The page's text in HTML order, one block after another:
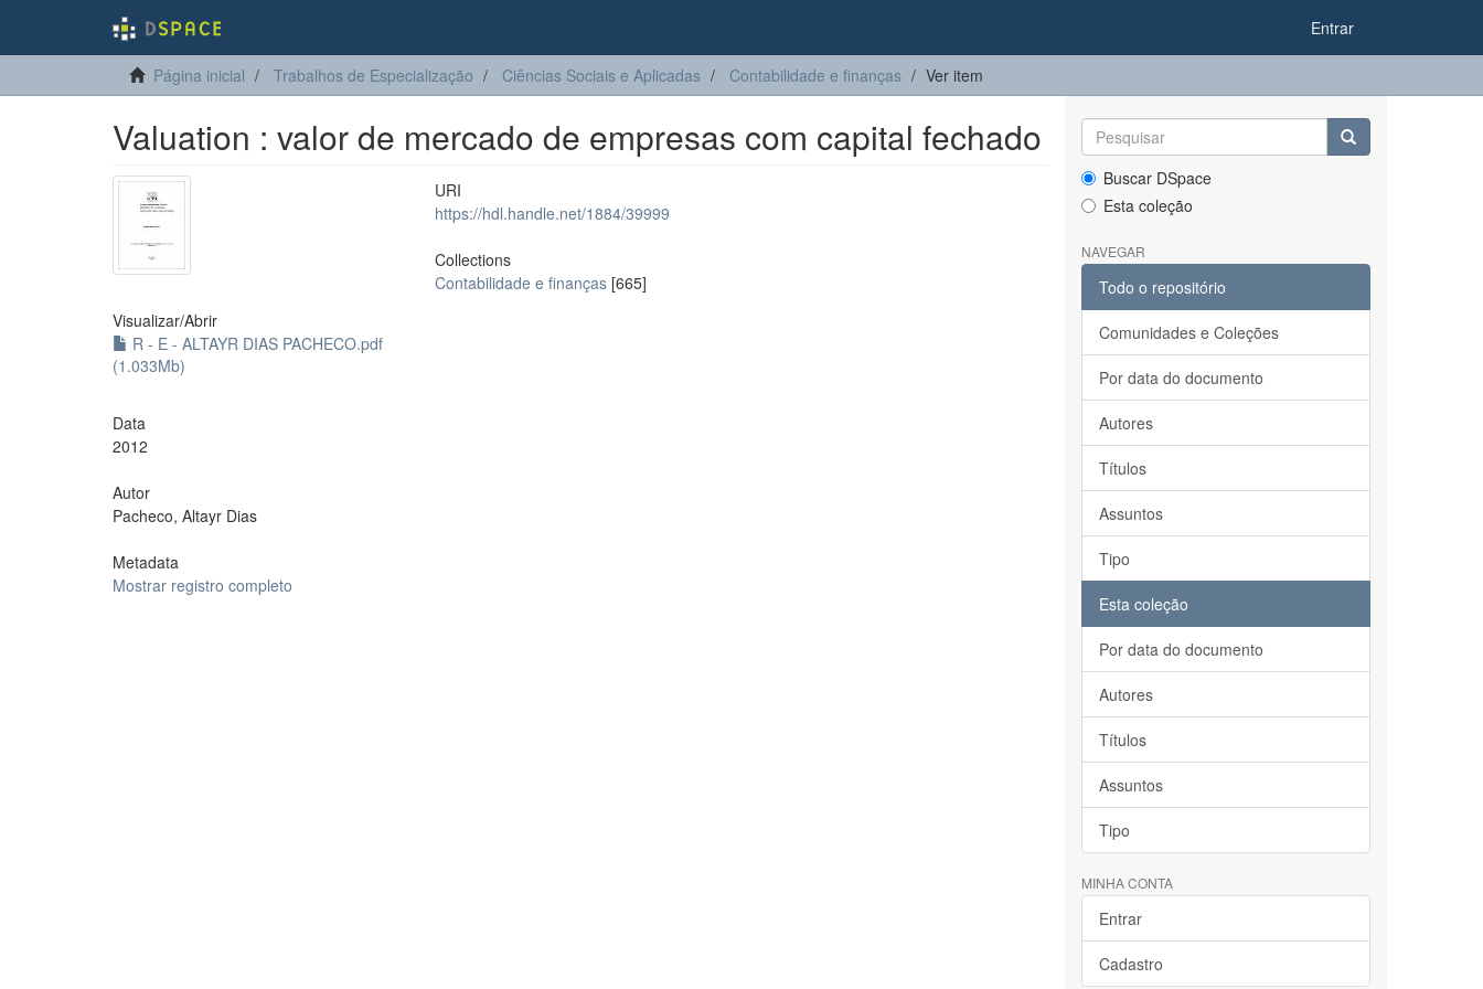
Entrar
Página inicial Trabalhos de Especialização Ciências Sociais e Aplicadas Contabilidade e finanças Ver item
Valuation : valor de mercado de empresas com capital fechado
Visualizar/Abrir
R - E - ALTAYR DIAS PACHECO.pdf
(1.033Mb)
Data
2012
Autor
Pacheco, Altayr Dias
Metadata
Mostrar registro completo
URI
https://hdl.handle.net/1884/39999
Collections
Contabilidade e finanças [665]
Buscar DSpace
Esta coleção
NAVEGAR
Todo o repositório
Comunidades e Coleções
Por data do documento
Autores
Títulos
Assuntos
Tipo
Esta coleção
Por data do documento
Autores
Títulos
Assuntos
Tipo
MINHA CONTA
Entrar
Cadastro